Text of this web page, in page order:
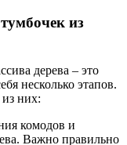
из
дерева – это
несколько этапов.
них:
комодов и
Важно правильно